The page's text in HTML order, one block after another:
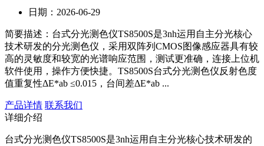
日期：2026-06-29
简要描述： 台式分光测色仪TS8500S是3nh运用自主分光核心
技术研发的分光测色仪，采用双阵列CMOS图像感应器具有较
高的灵敏度和较宽的光谱响应范围，测试更准确，连接上位机
软件使用，操作方便快捷。TS8500S台式分光测色仪反射色度
值重复性ΔE*ab ≤0.015，台间差ΔE*ab ...
产品详情 联系我们
详细介绍
台式分光测色仪TS8500S是3nh运用自主分光核心技术研发的